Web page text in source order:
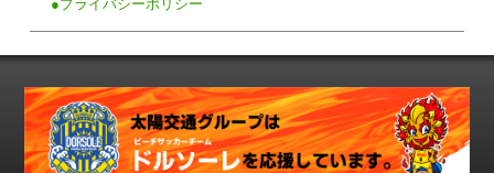
●プライバシーポリシー